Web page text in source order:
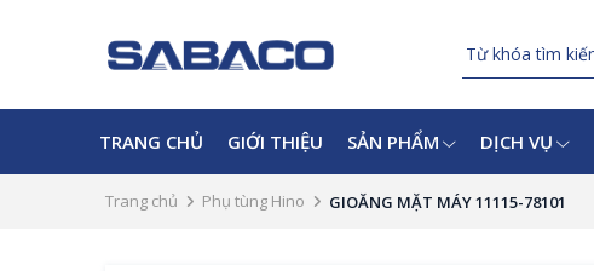
TRANG CHỦ GIỚI THIỆU SẢN PHẨM DỊCH VỤ
Trang chủ Phụ tùng Hino GIOĂNG MẶT MÁY 11115-78101